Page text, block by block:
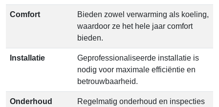
Comfort
Bieden zowel verwarming als koeling,
waardoor ze het hele jaar comfort
bieden.
Installatie
Geprofessionaliseerde installatie is
nodig voor maximale efficiëntie en
betrouwbaarheid.
Onderhoud
Regelmatig onderhoud en inspecties